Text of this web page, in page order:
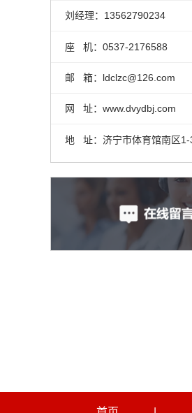
刘经理：13562790234
座 机：0537-2176588
邮 箱：ldclzc@126.com
网 址：www.dvydbj.com
地 址：济宁市体育馆南区1-